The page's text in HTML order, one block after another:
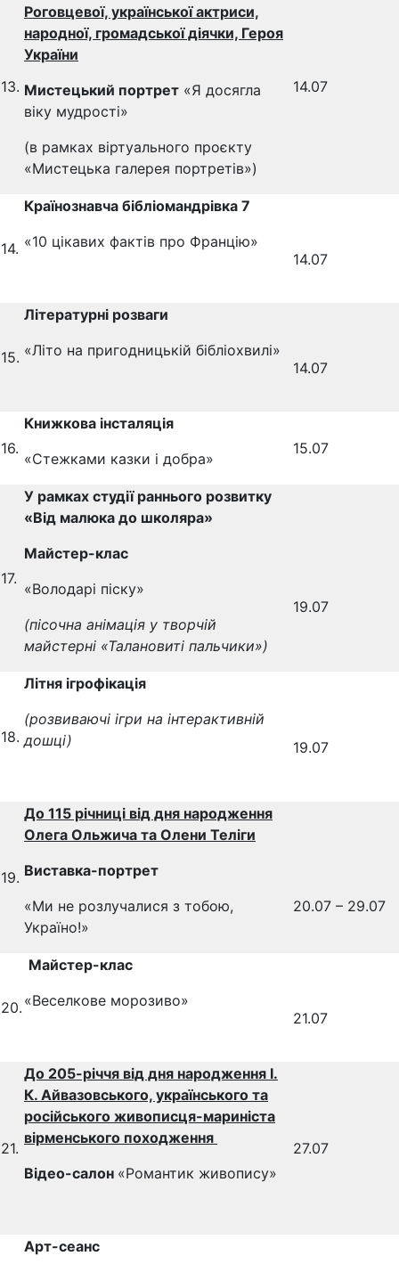
13.
Роговцевої, української актриси,
народної, громадської діячки, Героя
України
Мистецький портрет «Я досягла
віку мудрості»
(в рамках віртуального проєкту
«Мистецька галерея портретів»)
14.07
14.
Країнознавча бібліомандрівка 7
«10 цікавих фактів про Францію»
14.07
15.
Літературні розваги
«Літо на пригодницькій бібліохвилі»
14.07
16.
Книжкова інсталяція
«Стежками казки і добра»
15.07
17.
У рамках студії раннього розвитку
«Від малюка до школяра»
Майстер-клас
«Володарі піску»
(пісочна анімація у творчій
майстерні «Талановиті пальчики»)
19.07
18.
Літня ігрофікація
(розвиваючі ігри на інтерактивній
дошці)
19.07
19.
До 115 річниці від дня народження
Олега Ольжича та Олени Теліги
Виставка-портрет
«Ми не розлучалися з тобою,
Україно!»
20.07 – 29.07
20.
Майстер-клас
«Веселкове морозиво»
21.07
21.
До 205-річчя від дня народження І.
К. Айвазовського, українського та
російського живописця-мариніста
вірменського походження
Відео-салон «Романтик живопису»
27.07
Арт-сеанс